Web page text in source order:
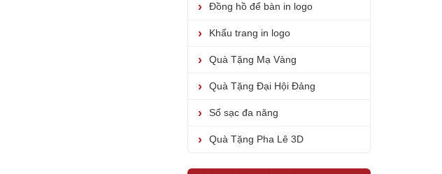
Đồng hồ để bàn in logo
Khẩu trang in logo
Quà Tặng Mạ Vàng
Quà Tặng Đại Hội Đảng
Sổ sạc đa năng
Quà Tặng Pha Lê 3D